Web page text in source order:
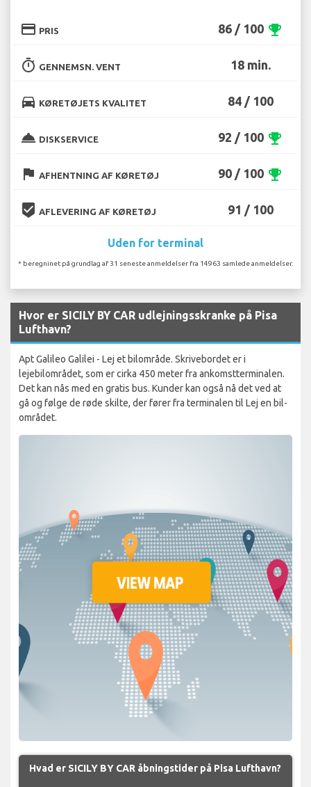
credit_card PRIS 86 / 100 emoji_events
timer GENNEMSN. VENT 18 min.
directions_car KØRETØJETS KVALITET 84 / 100
room_service DISKSERVICE 92 / 100 emoji_events
flag AFHENTNING AF KØRETØJ 90 / 100 emoji_events
beenhere AFLEVERING AF KØRETØJ 91 / 100
Uden for terminal
* beregninet på grundlag af 31 seneste anmeldelser fra 14963 samlede anmeldelser.
Hvor er SICILY BY CAR udlejningsskranke på Pisa
Lufthavn?
Apt Galileo Galilei - Lej et bilområde. Skrivebordet er i
lejebilområdet, som er cirka 450 meter fra ankomstterminalen.
Det kan nås med en gratis bus. Kunder kan også nå det ved at
gå og følge de røde skilte, der fører fra terminalen til Lej en bil-
området.
Hvad er SICILY BY CAR åbningstider på Pisa Lufthavn?